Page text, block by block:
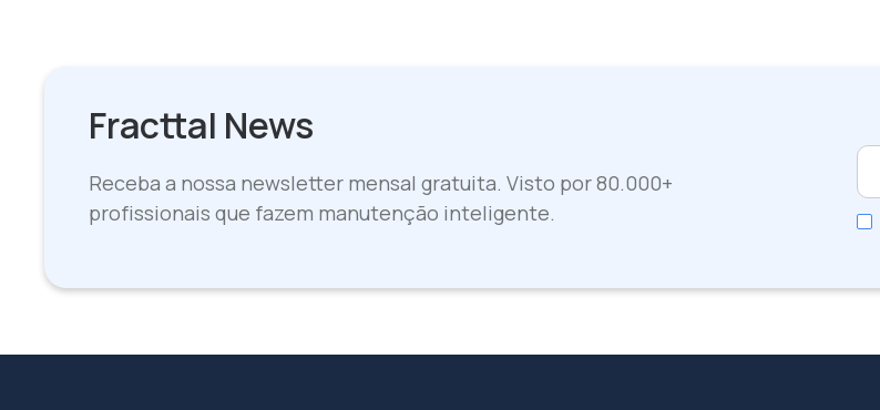
Fracttal News
Receba a nossa newsletter mensal gratuita. Visto por 80.000+
profissionais que fazem manutenção inteligente.